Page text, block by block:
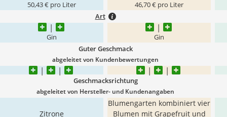
50,43 € pro Liter 46,70 € pro Liter
Art
Gin Gin
Guter Geschmack
abgeleitet von Kundenbewertungen
Geschmacksrichtung
abgeleitet von Hersteller- und Kundenangaben
Zitrone
Blumengarten kombiniert vier
Blumen mit Grapefruit und